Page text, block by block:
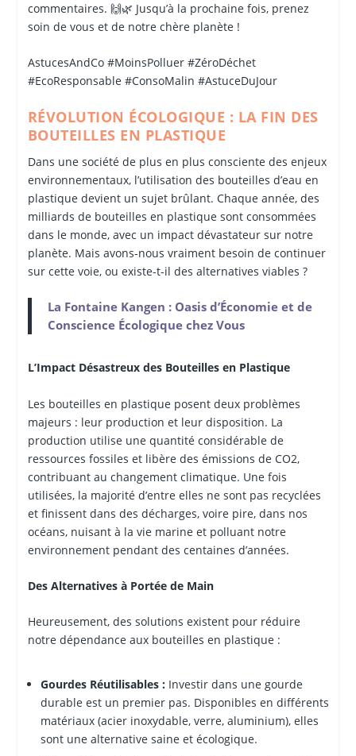
commentaires. 🙌🌿 Jusqu’à la prochaine fois, prenez
soin de vous et de notre chère planète !
AstucesAndCo #MoinsPolluer #ZéroDéchet
#EcoResponsable #ConsoMalin #AstuceDuJour
RÉVOLUTION ÉCOLOGIQUE : LA FIN DES
BOUTEILLES EN PLASTIQUE
Dans une société de plus en plus consciente des enjeux
environnementaux, l’utilisation des bouteilles d’eau en
plastique devient un sujet brûlant. Chaque année, des
milliards de bouteilles en plastique sont consommées
dans le monde, avec un impact dévastateur sur notre
planète. Mais avons-nous vraiment besoin de continuer
sur cette voie, ou existe-t-il des alternatives viables ?
La Fontaine Kangen : Oasis d’Économie et de
Conscience Écologique chez Vous
L’Impact Désastreux des Bouteilles en Plastique
Les bouteilles en plastique posent deux problèmes
majeurs : leur production et leur disposition. La
production utilise une quantité considérable de
ressources fossiles et libère des émissions de CO2,
contribuant au changement climatique. Une fois
utilisées, la majorité d’entre elles ne sont pas recyclées
et finissent dans des décharges, voire pire, dans nos
océans, nuisant à la vie marine et polluant notre
environnement pendant des centaines d’années.
Des Alternatives à Portée de Main
Heureusement, des solutions existent pour réduire
notre dépendance aux bouteilles en plastique :
Gourdes Réutilisables :Investir dans une gourde
durable est un premier pas. Disponibles en différents
matériaux (acier inoxydable, verre, aluminium), elles
sont une alternative saine et écologique.